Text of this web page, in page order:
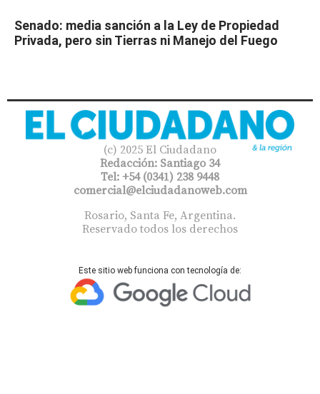
Senado: media sanción a la Ley de Propiedad
Privada, pero sin Tierras ni Manejo del Fuego
(c) 2025 El Ciudadano
Redacción: Santiago 34
Tel: +54 (0341) 238 9448
comercial@elciudadanoweb.com​
Rosario, Santa Fe, Argentina.
Reservado todos los derechos
Este sitio web funciona con tecnología de: